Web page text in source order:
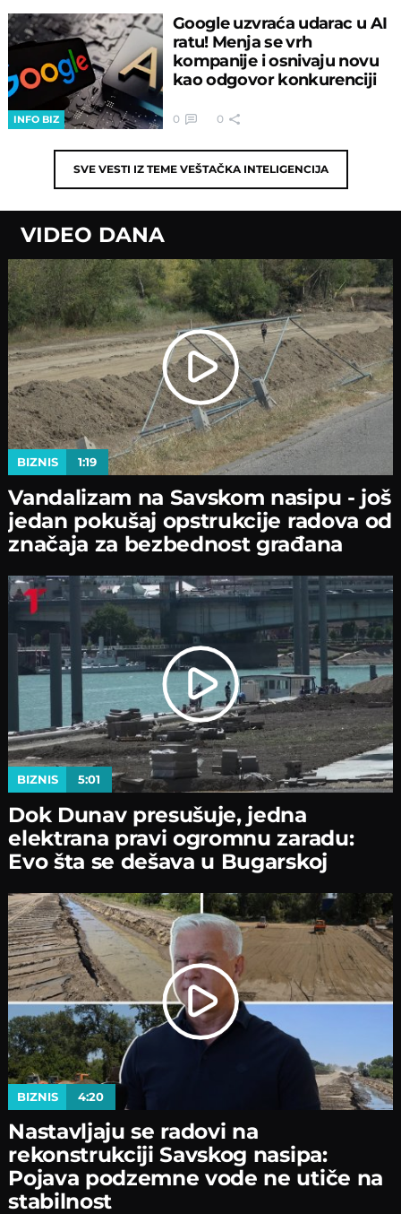
INFO BIZ
Google uzvraća udarac u AI
ratu! Menja se vrh
kompanije i osnivaju novu
kao odgovor konkurenciji
0 0
SVE VESTI IZ TEME VEŠTAČKA INTELIGENCIJA
VIDEO DANA
BIZNIS 1:19
Vandalizam na Savskom nasipu - јoš
јedan pokušaј opstrukciјe radova od
značaјa za bezbednost građana
BIZNIS 5:01
Dok Dunav presušuje, jedna
elektrana pravi ogromnu zaradu:
Evo šta se dešava u Bugarskoj
BIZNIS 4:20
Nastavljaјu se radovi na
rekonstrukciјi Savskog nasipa:
Poјava podzemne vode ne utiče na
stabilnost